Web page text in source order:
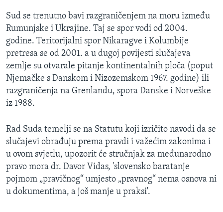
SLOBODA MEDIJA
ŽENSKA STRANA
IZBJEGLIČKA STRANA
MAGAZIN
O GLASU AMERIKE
PRATITE NAS
Jezici
Sud se trenutno bavi razgraničenjem na moru između
Rumunjske i Ukrajine. Taj se spor vodi od 2004.
godine. Teritorijalni spor Nikaragve i Kolumbije
pretresa se od 2001. a u dugoj povijesti slučajeva
zemlje su otvarale pitanje kontinentalnih ploča (poput
Njemačke s Danskom i Nizozemskom 1967. godine) ili
razgraničenja na Grenlandu, spora Danske i Norveške
iz 1988.
Rad Suda temelji se na Statutu koji izričito navodi da se
slučajevi obrađuju prema pravdi i važećim zakonima i
u ovom svjetlu, upozorit će stručnjak za međunarodno
pravo mora dr. Davor Vidas, 'slovensko baratanje
pojmom „pravičnog“ umjesto „pravnog“ nema osnova ni
u dokumentima, a još manje u praksi'.